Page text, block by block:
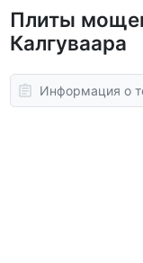
Плиты
Калгуваара
Информация о